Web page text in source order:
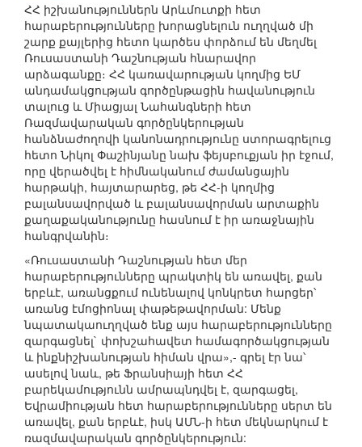
ՀՀ իշխանություններն Արևմուտքի հետ
հարաբերությունները խորացնելուն ուղղված մի
շարք քայլերից հետո կարծես փորձում են մեղմել
Ռուսաստանի Դաշնության հնարավոր
արձագանքը։ ՀՀ կառավարության կողմից ԵՄ
անդամակցության գործընթացին հավանություն
տալուց և Միացյալ Նահանգների հետ
Ռազմավարական գործընկերության
հանձնաժողովի կանոնադրությունը ստորագրելուց
հետո Նիկոլ Փաշինյանը նախ ֆեյսբուքյան իր էջում,
որը վերածվել է հիմնականում ժամանցային
հարթակի, հայտարարեց, թե ՀՀ-ի կողմից
բալանսավորված և բալանսավորման արտաքին
քաղաքականությունը հասնում է իր առաջնային
հանգրվանին։
«Ռուսաստանի Դաշնության հետ մեր
հարաբերությունները պրակտիկ են առավել, քան
երբևէ, առանցքում ունենալով կոնկրետ հարցեր՝
առանց էմոցիոնալ փաթեթավորման: Մենք
նպատակաուղղված ենք այս հարաբերությունները
զարգացնել` փոխշահավետ համագործակցության
և ինքնիշխանության հիման վրա»,- գրել էր նա՝
ասելով նաև, թե Ֆրանսիայի հետ ՀՀ
բարեկամությունն ամրապնդվել է, զարգացել,
Եվրամիության հետ հարաբերությունները սերտ են
առավել, քան երբևէ, իսկ ԱՄՆ-ի հետ մեկնարկում է
ռազմավարական գործընկերություն: